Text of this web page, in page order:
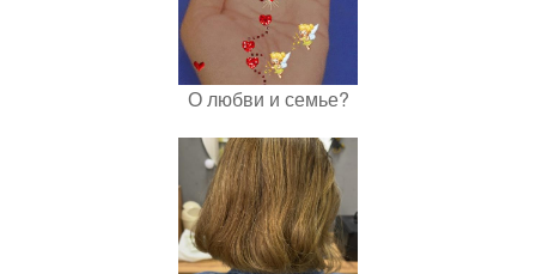
О любви и семье?